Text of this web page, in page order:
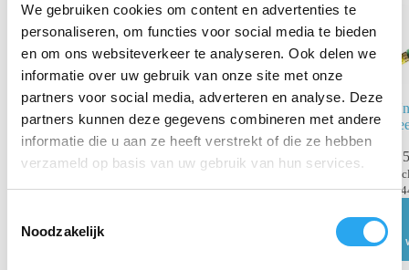
We gebruiken cookies om content en advertenties te
personaliseren, om functies voor social media te bieden
en om ons websiteverkeer te analyseren. Ook delen we
informatie over uw gebruik van onze site met onze
partners voor social media, adverteren en analyse. Deze
partners kunnen deze gegevens combineren met andere
informatie die u aan ze heeft verstrekt of die ze hebben
verzameld op basis van uw gebruik van hun services.
Noodzakelijk
Verloop Rectus
naar Gardena
€
€11,95excl. BTW
€